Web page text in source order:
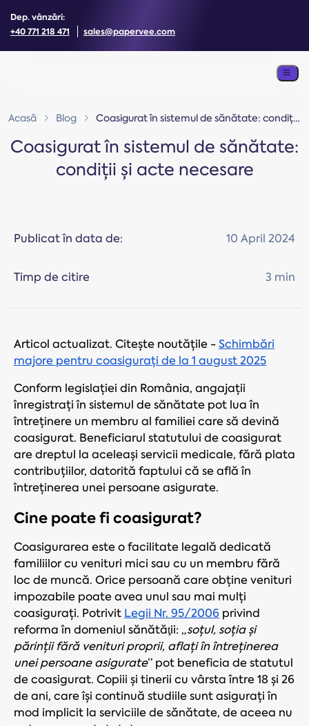
Dep. vânzări:
+40 771 218 471
sales@papervee.com
Acasă Blog Coasigurat în sistemul de sănătate: condiții și acte necesare
Coasigurat în sistemul de sănătate:
condiții și acte necesare
Publicat în data de: 10 April 2024
Timp de citire 3 min
Articol actualizat. Citește noutățile -Schimbări
majore pentru coasigurați de la 1 august 2025
Conform legislației din România, angajații
înregistrați în sistemul de sănătate pot lua în
întreținere un membru al familiei care să devină
coasigurat. Beneficiarul statutului de coasigurat
are dreptul la aceleași servicii medicale, fără plata
contribuțiilor, datorită faptului că se află în
întreținerea unei persoane asigurate.
Cine poate fi coasigurat?
Coasigurarea este o facilitate legală dedicată
familiilor cu venituri mici sau cu un membru fără
loc de muncă. Orice persoană care obține venituri
impozabile poate avea unul sau mai mulți
coasigurați. Potrivit Legii Nr. 95/2006 privind
reforma în domeniul sănătăţii: „soțul, soția și
părinții fără venituri proprii, aflați în întreținerea
unei persoane asigurate” pot beneficia de statutul
de coasigurat. Copiii și tinerii cu vârsta între 18 și 26
de ani, care își continuă studiile sunt asigurați în
mod implicit la serviciile de sănătate, de aceea nu